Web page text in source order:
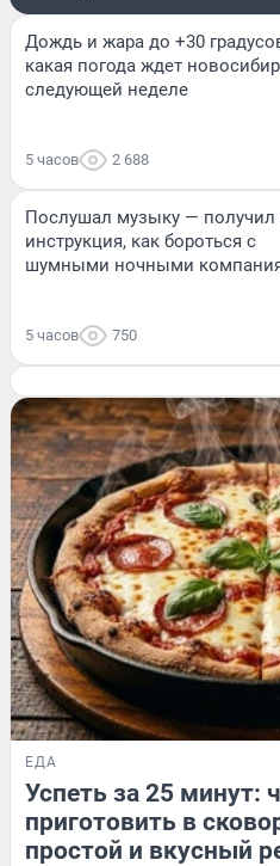
Дождь и жара до +30
какая погода ждет
следующей неделе
5 часов 2 688
Послушал музыку — получил
инструкция, как бороться с
шумными ночными
5 часов 750
ЕДА
Успеть за 25 минут:
приготовить в
простой и вкусный